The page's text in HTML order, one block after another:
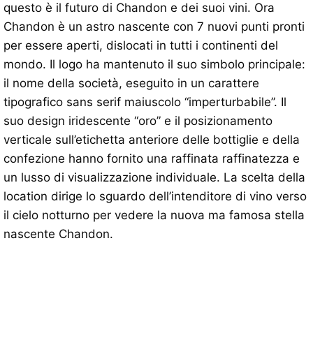
questo è il futuro di Chandon e dei suoi vini. Ora
Chandon è un astro nascente con 7 nuovi punti pronti
per essere aperti, dislocati in tutti i continenti del
mondo. Il logo ha mantenuto il suo simbolo principale:
il nome della società, eseguito in un carattere
tipografico sans serif maiuscolo “imperturbabile”. Il
suo design iridescente “oro” e il posizionamento
verticale sull’etichetta anteriore delle bottiglie e della
confezione hanno fornito una raffinata raffinatezza e
un lusso di visualizzazione individuale. La scelta della
location dirige lo sguardo dell’intenditore di vino verso
il cielo notturno per vedere la nuova ma famosa stella
nascente Chandon.